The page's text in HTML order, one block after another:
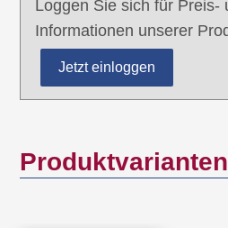
Loggen Sie sich für Preis-
Informationen unserer
Jetzt einloggen
Produktvarianten